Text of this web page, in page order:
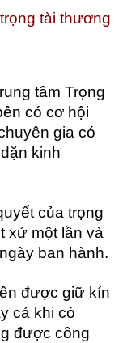
tài thương
tâm Trọng
có cơ hội
gia có
kinh
của trọng
xử một lần và
ban hành.
được giữ kín
cả khi có
được công